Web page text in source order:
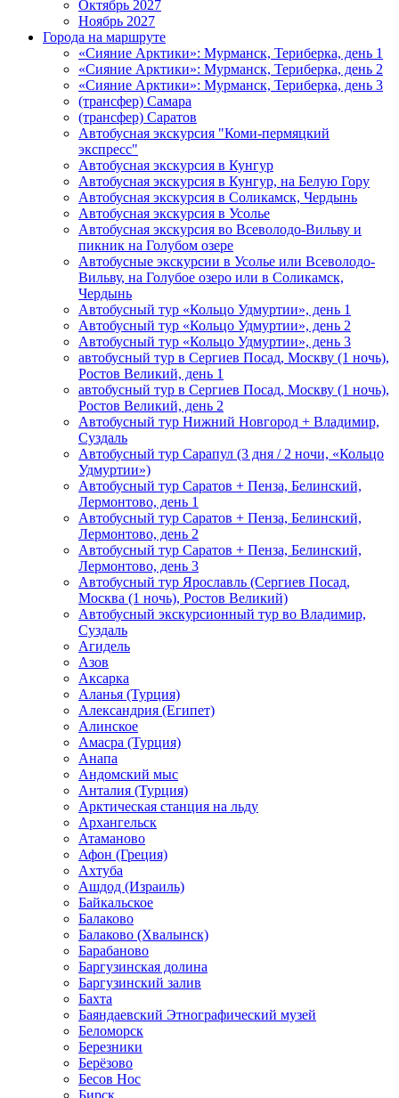
Октябрь 2027
Ноябрь 2027
Города на маршруте
«Сияние Арктики»: Мурманск, Териберка, день 1
«Сияние Арктики»: Мурманск, Териберка, день 2
«Сияние Арктики»: Мурманск, Териберка, день 3
(трансфер) Самара
(трансфер) Саратов
Автобусная экскурсия "Коми-пермяцкий
экспресс"
Автобусная экскурсия в Кунгур
Автобусная экскурсия в Кунгур, на Белую Гору
Автобусная экскурсия в Соликамск, Чердынь
Автобусная экскурсия в Усолье
Автобусная экскурсия во Всеволодо-Вильву и
пикник на Голубом озере
Автобусные экскурсии в Усолье или Всеволодо-
Вильву, на Голубое озеро или в Соликамск,
Чердынь
Автобусный тур «Кольцо Удмуртии», день 1
Автобусный тур «Кольцо Удмуртии», день 2
Автобусный тур «Кольцо Удмуртии», день 3
автобусный тур в Сергиев Посад, Москву (1 ночь),
Ростов Великий, день 1
автобусный тур в Сергиев Посад, Москву (1 ночь),
Ростов Великий, день 2
Автобусный тур Нижний Новгород + Владимир,
Суздаль
Автобусный тур Сарапул (3 дня / 2 ночи, «Кольцо
Удмуртии»)
Автобусный тур Саратов + Пенза, Белинский,
Лермонтово, день 1
Автобусный тур Саратов + Пенза, Белинский,
Лермонтово, день 2
Автобусный тур Саратов + Пенза, Белинский,
Лермонтово, день 3
Автобусный тур Ярославль (Сергиев Посад,
Москва (1 ночь), Ростов Великий)
Автобусный экскурсионный тур во Владимир,
Суздаль
Агидель
Азов
Аксарка
Аланья (Турция)
Александрия (Египет)
Алинское
Амасра (Турция)
Анапа
Андомский мыс
Анталия (Турция)
Арктическая станция на льду
Архангельск
Атаманово
Афон (Греция)
Ахтуба
Ашдод (Израиль)
Байкальское
Балаково
Балаково (Хвалынск)
Барабаново
Баргузинская долина
Баргузинский залив
Бахта
Баяндаевский Этнографический музей
Беломорск
Березники
Берёзово
Бесов Нос
Бирск